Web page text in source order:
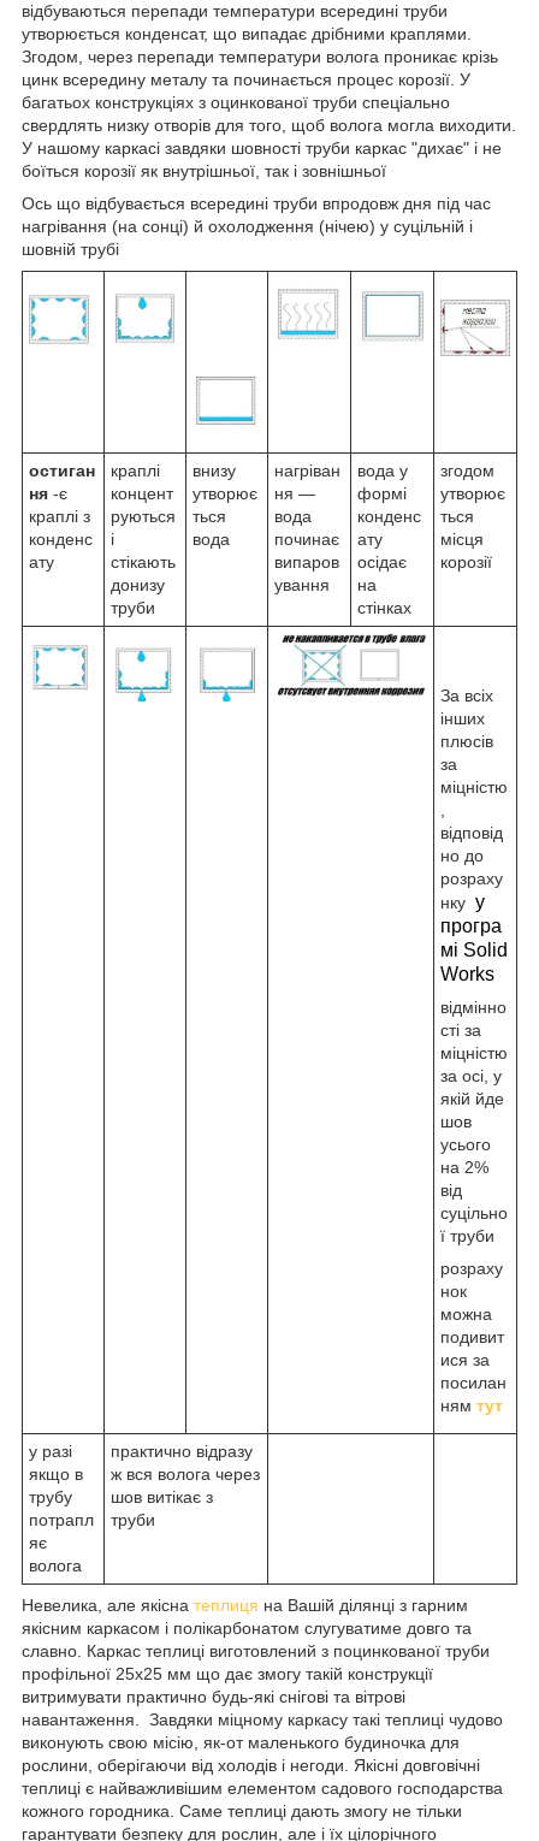
відбуваються перепади температури всередині труби
утворюється конденсат, що випадає дрібними краплями.
Згодом, через перепади температури волога проникає крізь
цинк всередину металу та починається процес корозії. У
багатьох конструкціях з оцинкованої труби спеціально
свердлять низку отворів для того, щоб волога могла виходити.
У нашому каркасі завдяки шовності труби каркас "дихає" і не
боїться корозії як внутрішньої, так і зовнішньої
Ось що відбувається всередині труби впродовж дня під час
нагрівання (на сонці) й охолодження (нічею) у суцільній і
шовній трубі
остиган
ня -є
краплі з
конденс
ату
краплі
концент
руються
і
стікають
донизу
труби
внизу
утворює
ться
вода
нагріван
ня —
вода
починає
випаров
ування
вода у
формі
конденс
ату
осідає
на
стінках
згодом
утворює
ться
місця
корозії
За всіх
інших
плюсів
за
міцністю
відповід
но до
розраху
нку у
програ
мі Solid
Works
відмінно
сті за
міцністю
за осі, у
якій йде
шов
усього
на 2%
від
суцільно
ї труби
розраху
нок
можна
подивит
ися за
посилан
ням тут
у разі
якщо в
трубу
потрапл
яє
волога
практично відразу
ж вся волога через
шов витікає з
труби
Невелика, але якісна теплиця на Вашій ділянці з гарним
якісним каркасом і полікарбонатом слугуватиме довго та
славно. Каркас теплиці виготовлений з поцинкованої труби
профільної 25х25 мм що дає змогу такій конструкції
витримувати практично будь-які снігові та вітрові
навантаження. Завдяки міцному каркасу такі теплиці чудово
виконують свою місію, як-от маленького будиночка для
рослини, оберігаючи від холодів і негоди. Якісні довговічні
теплиці є найважливішим елементом садового господарства
кожного городника. Саме теплиці дають змогу не тільки
гарантувати безпеку для рослин, але і їх цілорічного